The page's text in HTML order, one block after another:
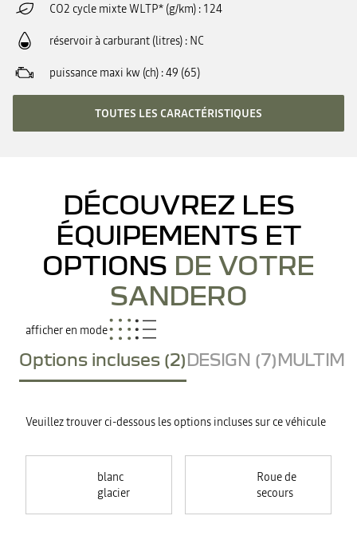
CO2 cycle mixte WLTP* (g/km) 124
réservoir à carburant (litres) NC
puissance maxi kw (ch) 49 (65)
TOUTES LES CARACTÉRISTIQUES
DÉCOUVREZ LES
ÉQUIPEMENTS ET
OPTIONS DE VOTRE
SANDERO
afficher en mode
Options incluses (2)DESIGN (7)
Veuillez trouver ci-dessous les options incluses sur ce véhicule
blanc
glacier
Roue de
secours